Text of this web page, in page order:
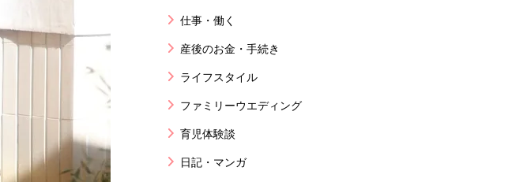
仕事・働く
産後のお金・手続き
ライフスタイル
ファミリーウエディング
育児体験談
日記・マンガ